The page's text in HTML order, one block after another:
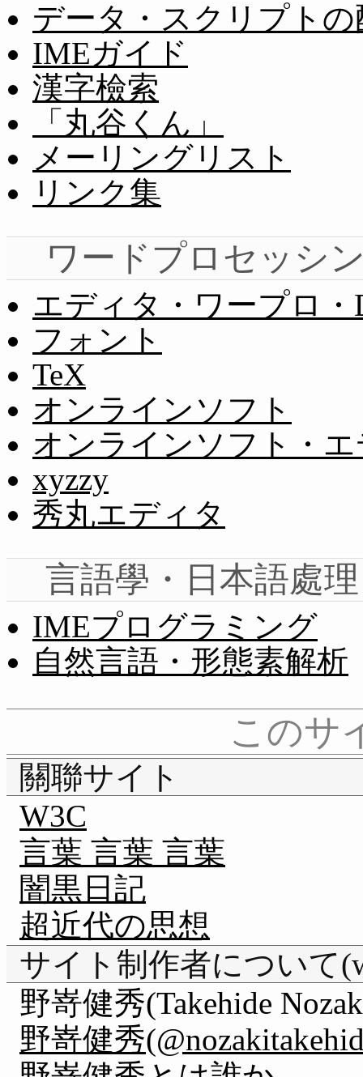
データ・スクリプトの
IMEガイド
漢字檢索
「丸谷くん」
メーリングリスト
リンク集
ワードプロセッシ
エディタ・ワープロ
フォント
TeX
オンラインソフト
オンラインソフト・
xyzzy
秀丸エディタ
言語學・日本語處
IMEプログラミング
自然言語・形態素解析
このサ
關聯サイト
W3C
言葉 言葉 言葉
闇黒日記
超近代の思想
サイト制作者について
野嵜健秀(Takehide
野嵜健秀